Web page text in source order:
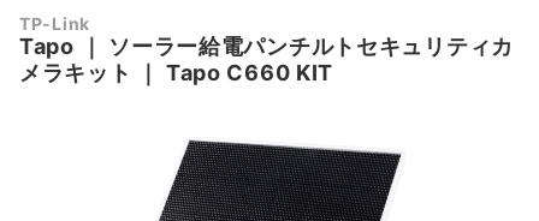
TP-Link
Tapo
ソーラー給電パンチルトセキュリティカ
メラキット
Tapo C660 KIT